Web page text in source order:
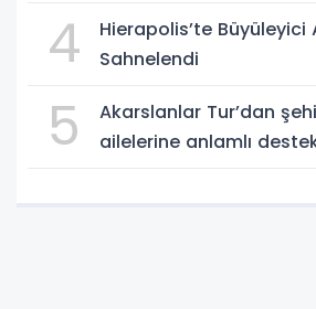
4
Hierapolis’te Büyüleyici
Sahnelendi
5
Akarslanlar Tur’dan
ailelerine anlamlı